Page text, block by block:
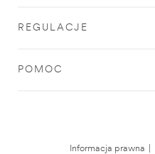
REGULACJE
POMOC
Informacja prawna